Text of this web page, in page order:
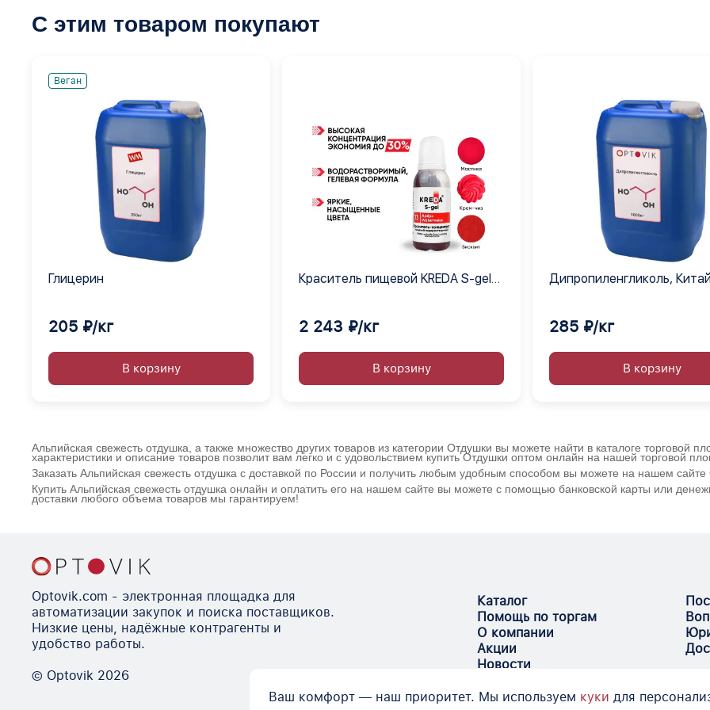
С этим товаром покупают
Веган
Глицерин
205 ₽/кг
В корзину
Краситель пищевой KREDA S-gel
2 243 ₽/кг
В корзину
Дипропиленгликоль,
285 ₽/кг
В корзину
Альпийская свежесть отдушка, а также множество других товаров из категории Отдушки вы можете найти в каталоге
характеристики и описание товаров позволит вам легко и с удовольствием купить Отдушки оптом онлайн на нашей торговой
Заказать Альпийская свежесть отдушка с доставкой по России и получить любым удобным способом вы можете на нашем
Купить Альпийская свежесть отдушка онлайн и оплатить его на нашем сайте вы можете с помощью банковской карты или
доставки любого объема товаров мы гарантируем!
Optovik.com - электронная площадка для
автоматизации закупок и поиска поставщиков.
Низкие цены, надёжные контрагенты и
удобство работы.
© Optovik 2026
Каталог
Помощь по торгам
О компании
Акции
Новости
Ваш комфорт — наш приоритет. Мы используем куки для